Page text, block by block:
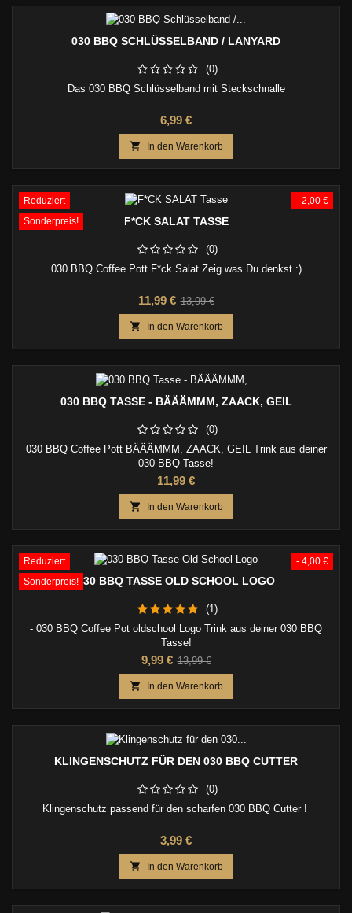
030 BBQ SCHLÜSSELBAND / LANYARD
(0)
Das 030 BBQ Schlüsselband mit Steckschnalle
Preis
6,99 €
 In den Warenkorb
- 2,00 €
Reduziert
Sonderpreis!
F*CK SALAT TASSE
(0)
030 BBQ Coffee Pott F*ck Salat Zeig was Du denkst :)
Preis
11,99 € Verkaufspreis
13,99 €
 In den Warenkorb
030 BBQ TASSE - BÄÄÄMMM, ZAACK, GEIL
(0)
030 BBQ Coffee Pott BÄÄÄMMM, ZAACK, GEIL Trink aus deiner
030 BBQ Tasse!
Preis
11,99 €
 In den Warenkorb
- 4,00 €
Reduziert
Sonderpreis!030 BBQ TASSE OLD SCHOOL LOGO
(1)
- 030 BBQ Coffee Pot oldschool Logo Trink aus deiner 030 BBQ
Tasse!
Preis
9,99 € Verkaufspreis
13,99 €
 In den Warenkorb
KLINGENSCHUTZ FÜR DEN 030 BBQ CUTTER
(0)
Klingenschutz passend für den scharfen 030 BBQ Cutter !
Preis
3,99 €
 In den Warenkorb